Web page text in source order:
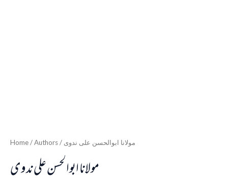
Home / Authors / مولانا ابوالحسن علی ندوی
مولانا ابوالحسن علی ندوی